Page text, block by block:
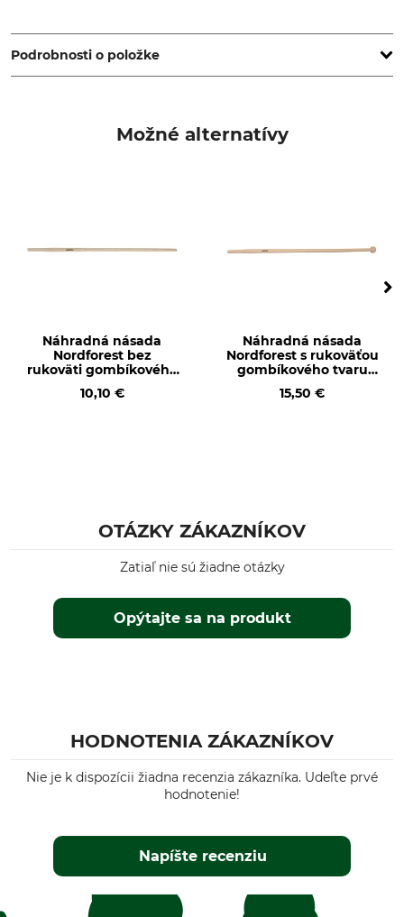
www.grube.de
Podrobnosti o položke
Jaseň
120 cm
Možné alternatívy
Náhradná násada
Nordforest bez
rukoväti gombíkového
26 mm
10,10 €
Náhradná násada
Nordforest s rukoväťou
gombíkového tvaru
Dauner
15,50 €
OTÁZKY ZÁKAZNÍKOV
Opýtajte sa na produkt
Zatiaľ nie sú žiadne otázky
HODNOTENIA ZÁKAZNÍKOV
Nie je k dispozícii žiadna recenzia zákazníka. Udeľte prvé
hodnotenie!
Napíšte recenziu